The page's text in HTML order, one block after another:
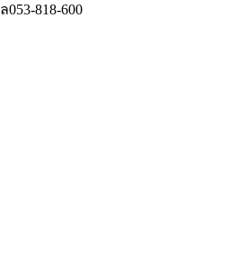
053-818-600